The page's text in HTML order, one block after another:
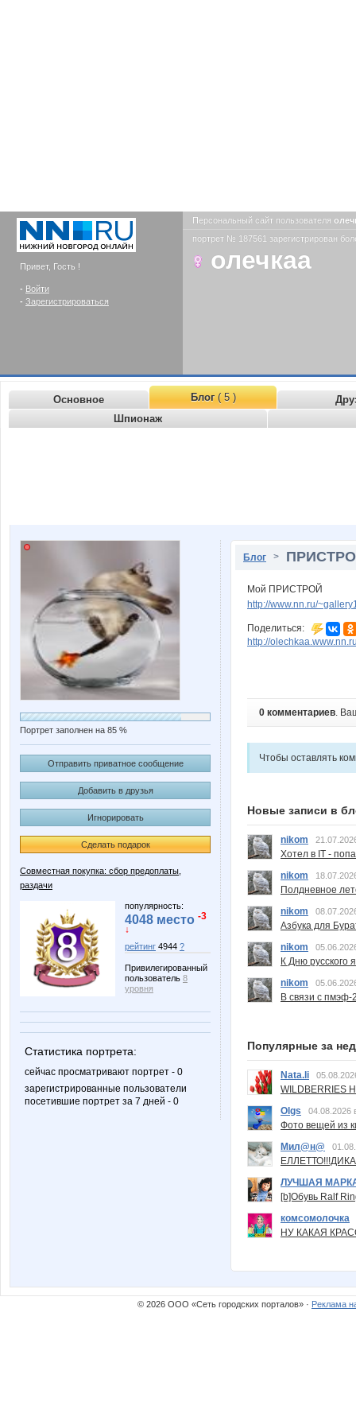
Привет, Гость !
- Войти
- Зарегистрироваться
Персональный сайт пользователя
портрет № 187561 зарегистрирован
олечкаа
Основное Блог( 5 )
Шпионаж
Портрет заполнен на 85 %
Отправить приватное сообщение
Добавить в друзья
Игнорировать
Сделать подарок
Совместная покупка: сбор предоплаты,
раздачи
популярность:
4048 место -3
↓
рейтинг 4944 ?
Привилегированный
пользователь 8
уровня
Статистика портрета:
сейчас просматривают портрет - 0
зарегистрированные пользователи
посетившие портрет за 7 дней - 0
Блог >
Мой ПРИСТРОЙ
http://www.nn.ru/
Поделиться:
http://
0 комментариев.
Чтобы оставлять
Новые записи в
nikom
Хотел в IT -
nikom
Полдневное
nikom
Азбука для
nikom
К Дню русского
nikom
В связи с пмэф-
Популярные за
Nata.li
Olgs
04.08.2026
Фото вещей из
Мил@н@
ЛУЧШАЯ
[b]Обувь Ralf
комсомолочка
НУ КАКАЯ
© 2026 ООО «Сеть городских порталов» · Реклама